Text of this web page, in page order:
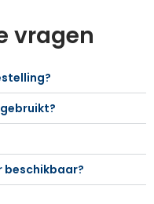
vragen
beschikbaar?